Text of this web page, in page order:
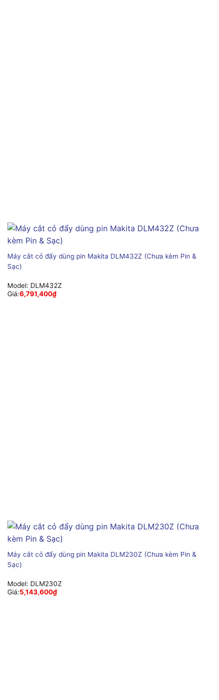
Máy cắt cỏ đẩy dùng pin Makita DLM432Z (Chưa kèm Pin &
Sạc)
Model: DLM432Z
Giá:6,791,400₫
Máy cắt cỏ đẩy dùng pin Makita DLM230Z (Chưa kèm Pin &
Sạc)
Model: DLM230Z
Giá:5,143,600₫